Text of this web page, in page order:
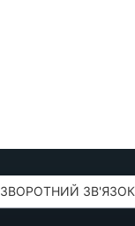
ЗВОРОТНИЙ ЗВ'ЯЗОК